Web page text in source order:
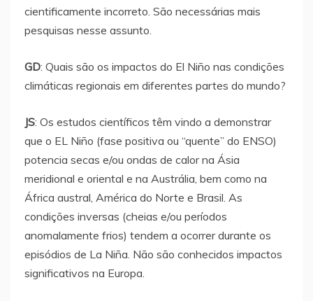
cientificamente incorreto. São necessárias mais
pesquisas nesse assunto.
GD: Quais são os impactos do El Niño nas condições
climáticas regionais em diferentes partes do mundo?
JS: Os estudos científicos têm vindo a demonstrar
que o EL Niño (fase positiva ou “quente” do ENSO)
potencia secas e/ou ondas de calor na Ásia
meridional e oriental e na Austrália, bem como na
África austral, América do Norte e Brasil. As
condições inversas (cheias e/ou períodos
anomalamente frios) tendem a ocorrer durante os
episódios de La Niña. Não são conhecidos impactos
significativos na Europa.